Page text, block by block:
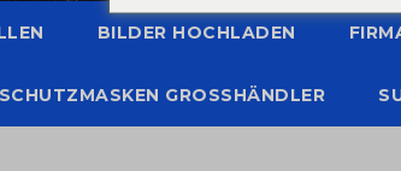
BILDER HOCHLADEN
GROSSHÄNDLER